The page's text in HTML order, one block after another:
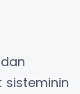
sisteminin